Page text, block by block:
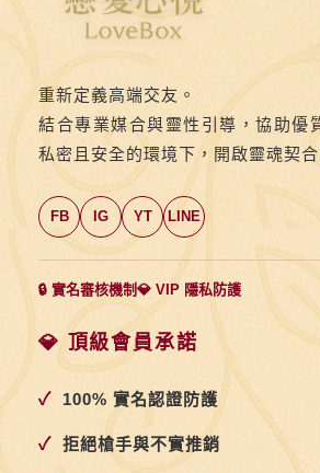
四
則：
其
用
模
兩
的
吻
惑
她，
重新定義高端交友。
結合專業媒合與靈性引導，協助優
私密且安全的環境下，開啟靈魂契合
FB IG YT LINE
🔒 實名審核機制💎 VIP 隱私防護
💎 頂級會員承諾
✓ 100% 實名認證防護
✓ 拒絕槍手與不實推銷